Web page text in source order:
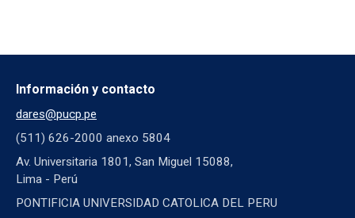
Información y contacto
dares@pucp.pe
(511) 626-2000 anexo 5804
Av. Universitaria 1801, San Miguel 15088,
Lima - Perú
PONTIFICIA UNIVERSIDAD CATOLICA DEL PERU